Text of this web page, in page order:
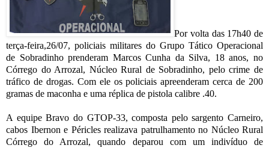
Por volta das 17h40 de
terça-feira,26/07, policiais militares do Grupo Tático Operacional
de Sobradinho prenderam Marcos Cunha da Silva, 18 anos, no
Córrego do Arrozal, Núcleo Rural de Sobradinho, pelo crime de
tráfico de drogas. Com ele os policiais apreenderam cerca de 200
gramas de maconha e uma réplica de pistola calibre .40.
A equipe Bravo do GTOP-33, composta pelo sargento Carneiro,
cabos Ibernon e Péricles realizava patrulhamento no Núcleo Rural
Córrego do Arrozal, quando deparou com um indivíduo de